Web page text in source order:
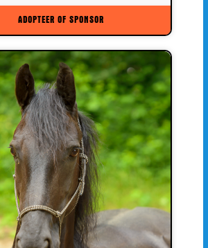
ADOPTEER OF SPONSOR